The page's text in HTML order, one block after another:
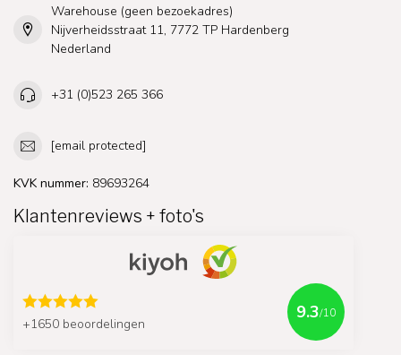
Warehouse (geen bezoekadres)
Nijverheidsstraat 11, 7772 TP Hardenberg
Nederland
+31 (0)523 265 366
[email protected]
KVK nummer: 89693264
Klantenreviews + foto's
+1650 beoordelingen
9.3/10